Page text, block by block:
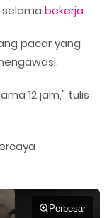
bekerja.
pacar yang
12 jam," tulis
Perbesar